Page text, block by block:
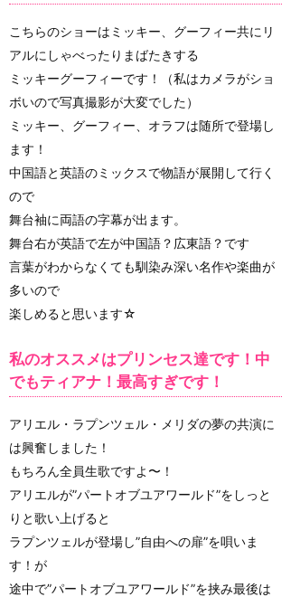
こちらのショーはミッキー、グーフィー共にリ
アルにしゃべったりまばたきする
ミッキーグーフィーです！（私はカメラがショ
ボいので写真撮影が大変でした）
ミッキー、グーフィー、オラフは随所で登場し
ます！
中国語と英語のミックスで物語が展開して行く
ので
舞台袖に両語の字幕が出ます。
舞台右が英語で左が中国語？広東語？です
言葉がわからなくても馴染み深い名作や楽曲が
多いので
楽しめると思います☆
私のオススメはプリンセス達です！中
でもティアナ！最高すぎです！
アリエル・ラプンツェル・メリダの夢の共演に
は興奮しました！
もちろん全員生歌ですよ〜！
アリエルが”パートオブユアワールド”をしっと
りと歌い上げると
ラプンツェルが登場し”自由への扉”を唄いま
す！が
途中で”パートオブユアワールド”を挟み最後は